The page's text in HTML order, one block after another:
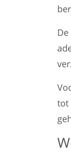
tot